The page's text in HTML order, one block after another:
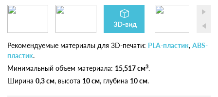
Рекомендуемые материалы для 3D-печати: PLA-пластик, ABS-
пластик.
Минимальный объем материала: 15,517 см3.
Ширина 0,3 см, высота 10 см, глубина 10 см.